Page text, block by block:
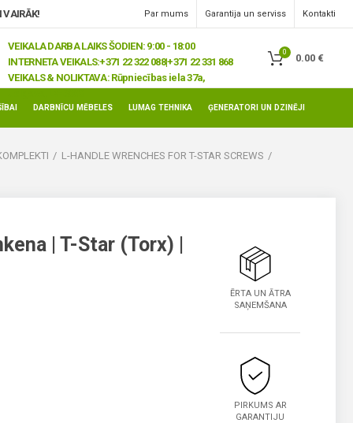
VAIRĀK! Par mums Garantija un serviss Kontakti
VEIKALA DARBA LAIKS ŠODIEN: 9:00 - 18:00
INTERNETA VEIKALS:+371 22 322 088|+371 22 331 868
VEIKALS & NOLIKTAVA: Rūpniecības iela 37a,
0
0.00 €
DARBNĪCU MĒBELES LUMAG TEHNIKA ĢENERATORI UN DZINĒJI
L-HANDLE WRENCHES FOR T-STAR SCREWS
| T-Star (Torx) |
ĒRTA UN ĀTRA
SAŅEMŠANA
PIRKUMS AR
GARANTIJU